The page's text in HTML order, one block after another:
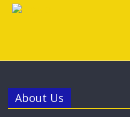
Αbout Us